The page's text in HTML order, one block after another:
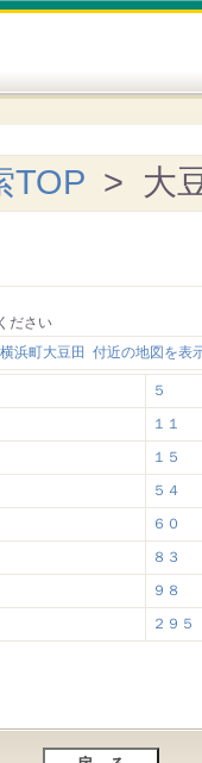
TOP > 大
ださい
浜町大豆田 付近の地図を表
５
１１
１５
５４
６０
８３
９８
２９５